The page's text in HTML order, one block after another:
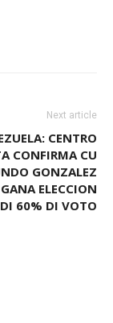
Next article
CENTRO
CONFIRMA CU
GONZALEZ
ELECCION
60% DI VOTO